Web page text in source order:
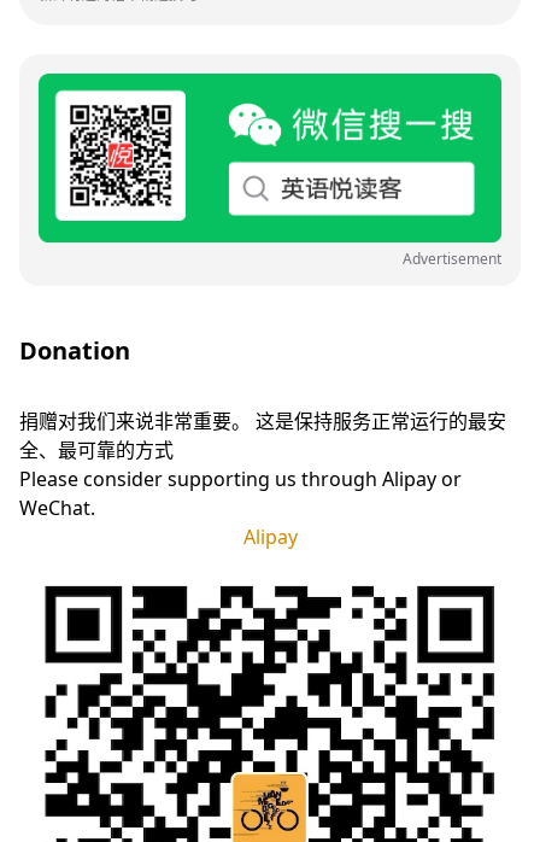
Advertisement
Donation
捐赠对我们来说非常重要。 这是保持服务正常运行的最安
全、最可靠的方式
Please consider supporting us through Alipay or
WeChat.
Alipay